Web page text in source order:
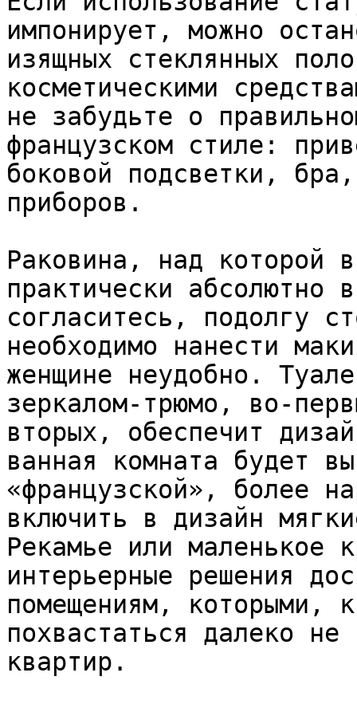
импонирует, можно
изящных стеклянных
косметическими
не забудьте о
французском стиле:
боковой подсветки,
приборов.
Раковина, над которой
практически
согласитесь, подолгу
необходимо нанести
женщине неудобно.
зеркалом-трюмо, во-
вторых, обеспечит
ванная комната будет
«французской», более
включить в дизайн
Рекамье или маленькое
интерьерные решения
помещениям, которыми,
похвастаться далеко
квартир.